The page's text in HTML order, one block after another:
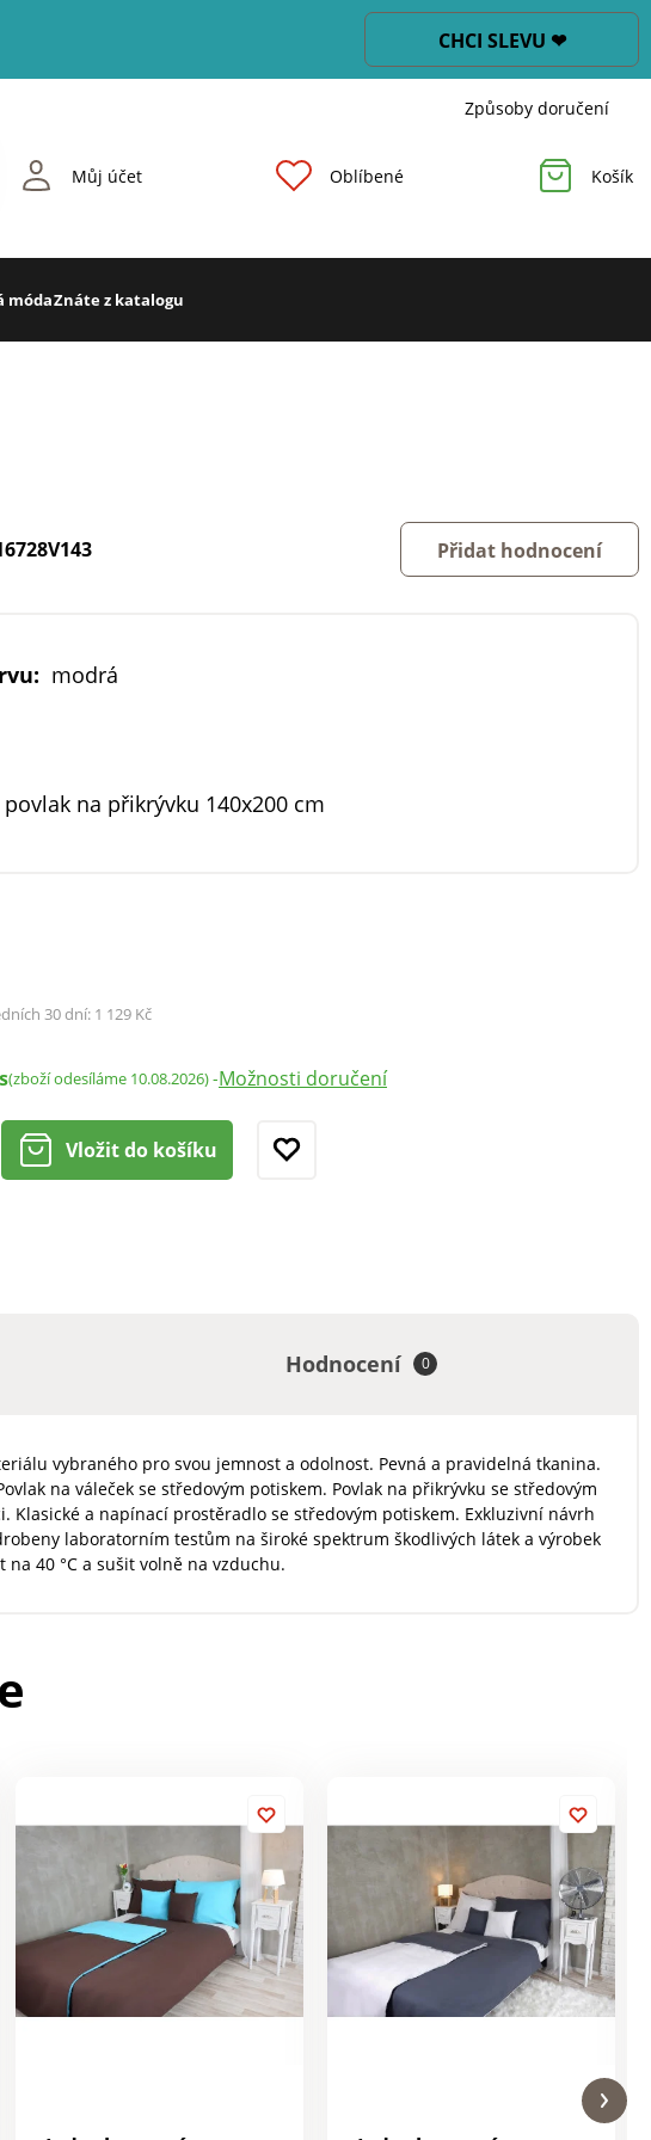
CHCI SLEVU ❤
Způsoby doručení
Můj účet Oblíbené Košík
módaZnáte z katalogu
Přidat hodnocení
modrá
povlak na přikrývku 140x200 cm
30 dní: 1 129 Kč
(zboží odesíláme 10.08.2026)-Možnosti doručení
Vložit do košíku
Hodnocení 0
vybraného pro svou jemnost a odolnost. Pevná a pravidelná tkanina.
na váleček se středovým potiskem. Povlak na přikrývku se středovým
a napínací prostěradlo se středovým potiskem. Exkluzivní návrh
laboratorním testům na široké spektrum škodlivých látek a výrobek
40 °C a sušit volně na vzduchu.